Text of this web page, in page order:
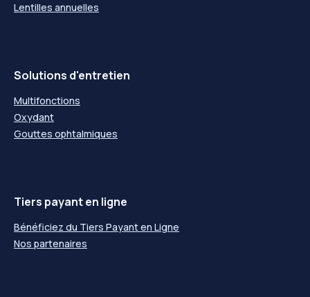
Lentilles annuelles
Solutions d'entretien
Multifonctions
Oxydant
Gouttes ophtalmiques
Tiers payant en ligne
Bénéficiez du Tiers Payant en Ligne
Nos partenaires